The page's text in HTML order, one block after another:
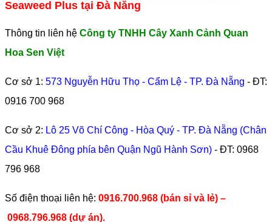
Seaweed Plus tại Đà Nẵng
Thông tin liên hệ Công ty TNHH Cây Xanh Cảnh Quan
Hoa Sen Việt
Cơ sở 1: 573 Nguyễn Hữu Thọ - Cẩm Lệ - TP. Đà Nẵng - ĐT:
0916 700 968
Cơ sở 2: Lô 25 Võ Chí Công - Hòa Quý - TP. Đà Nẵng (Chân
Cầu Khuê Đông phía bên Quận Ngũ Hành Sơn) - ĐT: 0968
796 968
​Số điện thoại liên hệ: 0916.700.968 (bán sỉ và lẻ) –
0968.796.968 (dự án).